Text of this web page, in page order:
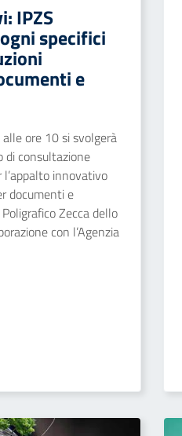
IPZS
specifici
e
ore 10 si svolgerà
di consultazione
innovativo
documenti e
Zecca dello
con l’Agenzia